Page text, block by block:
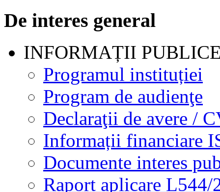
De interes general
INFORMAȚII
Programul instituției
Program de audienţe
Declaraţii de avere /
Informații financiare
Documente interes
Raport aplicare L544/